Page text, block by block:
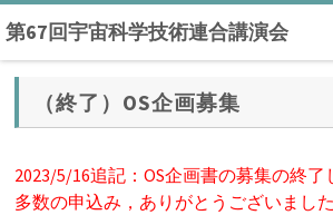
第67回宇宙科学技術連合講演会
（終了）OS企画募集
2023/5/16追記：OS企画書の募集の終了
多数の申込み，ありがとうございました